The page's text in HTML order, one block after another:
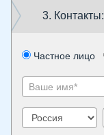
3. Контакты:
Частное лицо